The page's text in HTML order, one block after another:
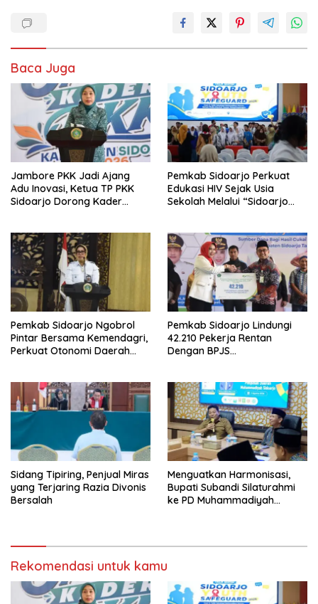
Baca Juga
Jambore PKK Jadi Ajang
Adu Inovasi, Ketua TP PKK
Sidoarjo Dorong Kader
Pemkab Sidoarjo Perkuat
Edukasi HIV Sejak Usia
Sekolah Melalui “Sidoarjo
Pemkab Sidoarjo Ngobrol
Pintar Bersama Kemendagri,
Perkuat Otonomi Daerah
Pemkab Sidoarjo Lindungi
42.210 Pekerja Rentan
Dengan BPJS
Wabup Mimik: “Bangun
Manusia Juga Bagian dari
Pembangunan”
Sidang Tipiring, Penjual Miras
yang Terjaring Razia Divonis
Bersalah
Menguatkan Harmonisasi,
Bupati Subandi Silaturahmi
ke PD Muhammadiyah
Rekomendasi untuk kamu